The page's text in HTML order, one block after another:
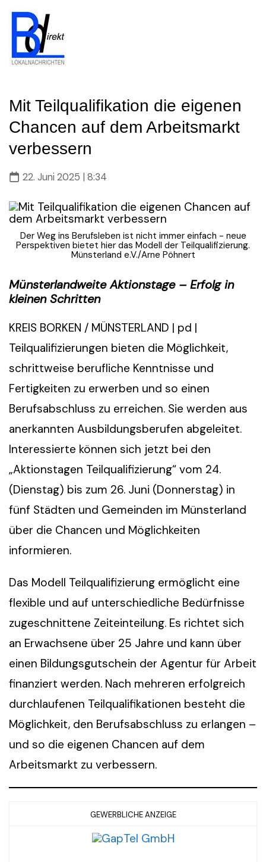
Skip
to
content
Mit Teilqualifikation die eigenen
Chancen auf dem Arbeitsmarkt
verbessern
22. Juni 2025 | 8:34
Der Weg ins Berufsleben ist nicht immer einfach - neue
Perspektiven bietet hier das Modell der Teilqualifizierung.
Münsterland e.V./Arne Pöhnert
Münsterlandweite Aktionstage – Erfolg in
kleinen Schritten
KREIS BORKEN / MÜNSTERLAND | pd |
Teilqualifizierungen bieten die Möglichkeit,
schrittweise berufliche Kenntnisse und
Fertigkeiten zu erwerben und so einen
Berufsabschluss zu erreichen. Sie werden aus
anerkannten Ausbildungsberufen abgeleitet.
Interessierte können sich jetzt bei den
„Aktionstagen Teilqualifizierung“ vom 24.
(Dienstag) bis zum 26. Juni (Donnerstag) in
fünf Städten und Gemeinden im Münsterland
über die Chancen und Möglichkeiten
informieren.
Das Modell Teilqualifizierung ermöglicht eine
flexible und auf unterschiedliche Bedürfnisse
zugeschnittene Zeiteinteilung. Es richtet sich
an Erwachsene über 25 Jahre und kann über
einen Bildungsgutschein der Agentur für Arbeit
finanziert werden. Nach mehreren erfolgreich
durchlaufenen Teilqualifikationen besteht die
Möglichkeit, den Berufsabschluss zu erlangen –
und so die eigenen Chancen auf dem
Arbeitsmarkt zu verbessern.
GEWERBLICHE ANZEIGE